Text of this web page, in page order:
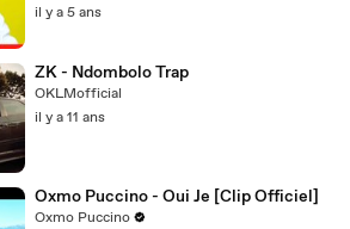
il y a 5 ans
ZK - Ndombolo Trap
OKLMofficial
il y a 11 ans
Oxmo Puccino - Oui Je [Clip Officiel]
Oxmo Puccino